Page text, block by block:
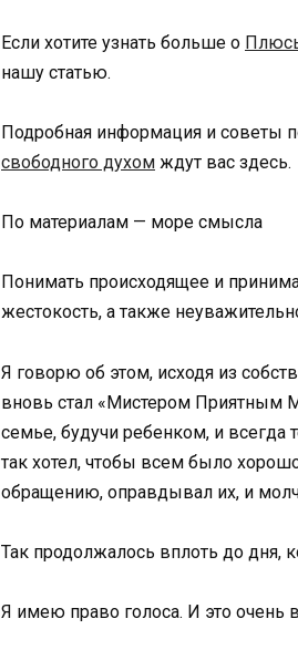
Если хотите узнать больше о
нашу статью.
Подробная информация и советы
свободного духом ждут вас здесь.
По материалам — море смысла
Понимать происходящее и
жестокость, а также
Я говорю об этом, исходя из
вновь стал «Мистером Приятным
семье, будучи ребенком, и всегда
так хотел, чтобы всем было
обращению, оправдывал их, и
Так продолжалось вплоть до дня,
Я имею право голоса. И это очень